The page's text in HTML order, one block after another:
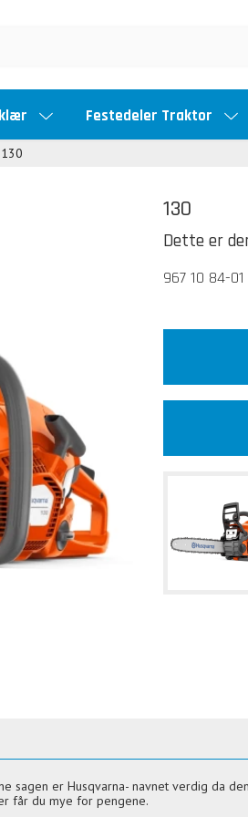
Festedeler Traktor
130
130
Dette er
967 10 84-01
er Husqvarna- navnet verdig da
får du mye for pengene.